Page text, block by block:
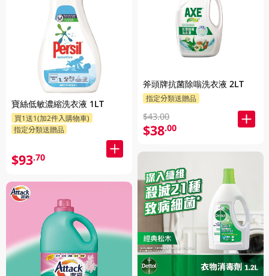
寶絲低敏濃縮洗衣液 1LT
買1送1(加2件入購物車)
指定分類送贈品
$93.70
斧頭牌抗菌除嗡洗衣液 2LT
指定分類送贈品
$43.00
$38.00